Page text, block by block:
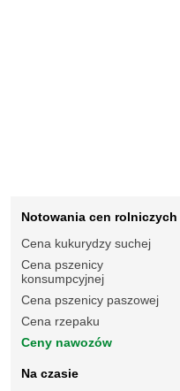
Notowania cen rolniczych
Cena kukurydzy suchej
Cena pszenicy
konsumpcyjnej
Cena pszenicy paszowej
Cena rzepaku
Ceny nawozów
Na czasie